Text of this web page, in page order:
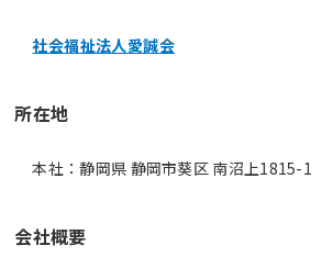
社会福祉法人愛誠会
所在地
本社：静岡県 静岡市葵区 南沼上1815-1
会社概要